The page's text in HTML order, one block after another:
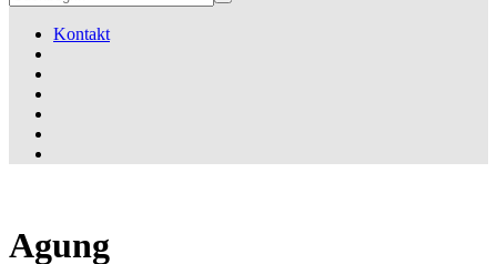
Kontakt
Agung